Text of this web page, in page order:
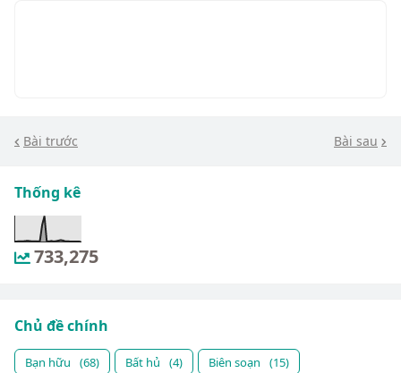
Bài trước Bài sau
Thống kê
733,275
Chủ đề chính
Bạn hữu (68) Bất hủ (4) Biên soạn
(15)